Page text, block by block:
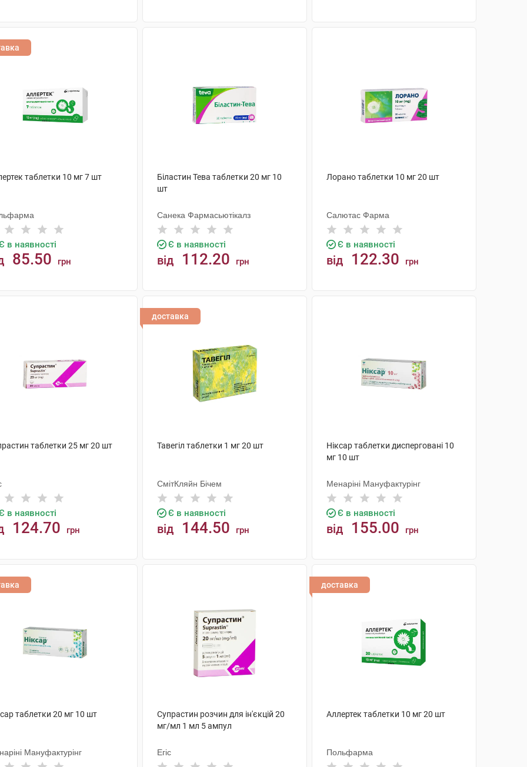
таблетки 10 мг 7 шт
в наявності
85.50 грн
Біластин Тева таблетки 20 мг 10
шт
Санека Фармасьютікалз
Є в наявності
від 112.20 грн
Лорано таблетки 10 мг 20 шт
Салютас Фарма
Є в наявності
від 122.30 грн
таблетки 25 мг 20 шт
в наявності
124.70 грн
доставка
Тавегіл таблетки 1 мг 20 шт
СмітКляйн Бічем
Є в наявності
від 144.50 грн
Ніксар таблетки дисперговані 10
мг 10 шт
Менаріні Мануфактурінг
Є в наявності
від 155.00 грн
таблетки 20 мг 10 шт
Мануфактурінг
Супрастин розчин для ін'єкцій 20
мг/мл 1 мл 5 ампул
Егіс
доставка
Аллертек таблетки 10 мг 20 шт
Польфарма